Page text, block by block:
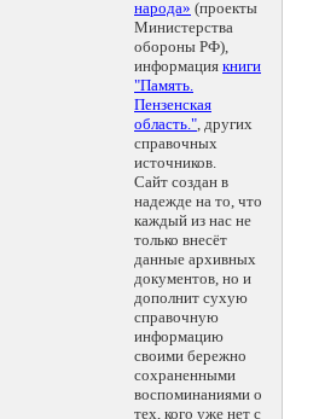
народа» (проекты
Министерства
обороны РФ),
информация книги
"Память.
Пензенская
область.", других
справочных
источников.
Сайт создан в
надежде на то, что
каждый из нас не
только внесёт
данные архивных
документов, но и
дополнит сухую
справочную
информацию
своими бережно
сохраненными
воспоминаниями о
тех, кого уже нет с